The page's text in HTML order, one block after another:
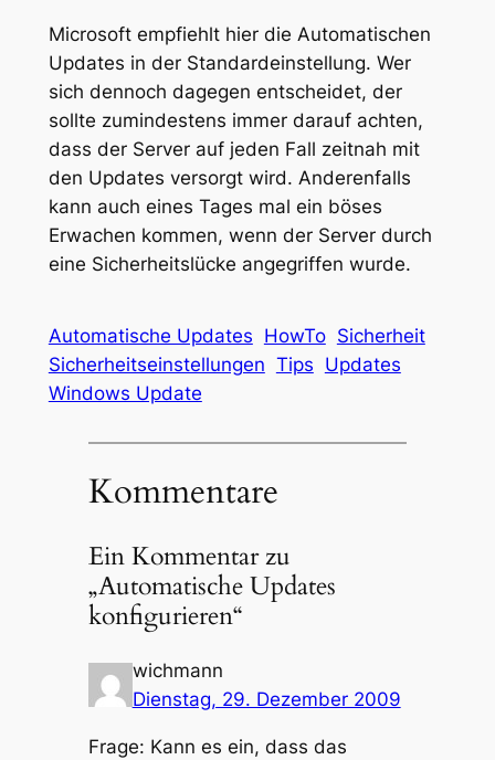
Microsoft empfiehlt hier die Automatischen
Updates in der Standardeinstellung. Wer
sich dennoch dagegen entscheidet, der
sollte zumindestens immer darauf achten,
dass der Server auf jeden Fall zeitnah mit
den Updates versorgt wird. Anderenfalls
kann auch eines Tages mal ein böses
Erwachen kommen, wenn der Server durch
eine Sicherheitslücke angegriffen wurde.
Automatische Updates HowTo Sicherheit
Sicherheitseinstellungen Tips Updates
Windows Update
Kommentare
Ein Kommentar zu
„Automatische Updates
konfigurieren“
wichmann
Dienstag, 29. Dezember 2009
Frage: Kann es ein, dass das